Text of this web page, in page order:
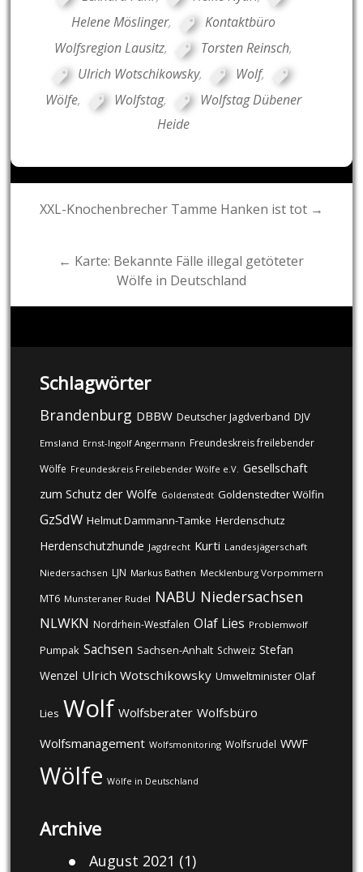
Helene Möslinger,
Kontaktbüro
Wolfsregion Lausitz, Torsten Reinsch,
Ulrich Wotschikowsky, Wolf,
Wölfe, Wolfstag,
Wolfstag Dübener
Heide
Post
XXL-Knochenbrecher Tamme Hanken ist tot →
← Karte: Bekannte Fälle illegal getöteter
Wölfe in Deutschland
Schlagwörter
Brandenburg DBBW Deutscher Jagdverband DJV
Emsland Ernst-Ingolf Angermann Freundeskreis freilebender
Wölfe Freundeskreis Freilebender Wölfe e.V. Gesellschaft
zum Schutz der Wölfe Goldenstedt Goldenstedter Wölfin
GzSdW Helmut Dammann-Tamke Herdenschutz
Herdenschutzhunde Jagdrecht Kurti Landesjägerschaft
Niedersachsen LJN Markus Bathen Mecklenburg Vorpommern
MT6 Munsteraner Rudel NABU Niedersachsen
NLWKN Nordrhein-Westfalen Olaf Lies Problemwolf
Pumpak Sachsen Sachsen-Anhalt Schweiz Stefan
Wenzel Ulrich Wotschikowsky Umweltminister Olaf
Lies Wolf Wolfsberater Wolfsbüro
Wolfsmanagement Wolfsmonitoring Wolfsrudel WWF
Wölfe Wölfe in Deutschland
Archive
August 2021 (1)